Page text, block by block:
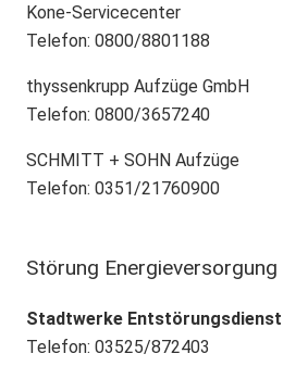
Kone-Servicecenter
Telefon: 0800/8801188
thyssenkrupp Aufzüge GmbH
Telefon: 0800/3657240
SCHMITT + SOHN Aufzüge
Telefon: 0351/21760900
Störung Energieversorgung
Stadtwerke Entstörungsdienst
Telefon: 03525/872403